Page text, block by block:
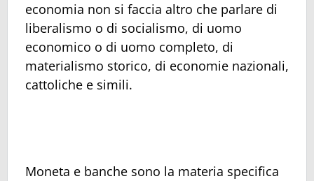
economia non si faccia altro che parlare di
liberalismo o di socialismo, di uomo
economico o di uomo completo, di
materialismo storico, di economie nazionali,
cattoliche e simili.
Moneta e banche sono la materia specifica